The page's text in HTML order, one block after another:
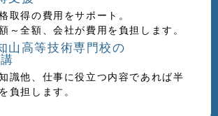
取得の費用をサポート。
～全額、会社が費用を負担します。
山高等技術専門校の
識他、仕事に役立つ内容であれば半
負担します。